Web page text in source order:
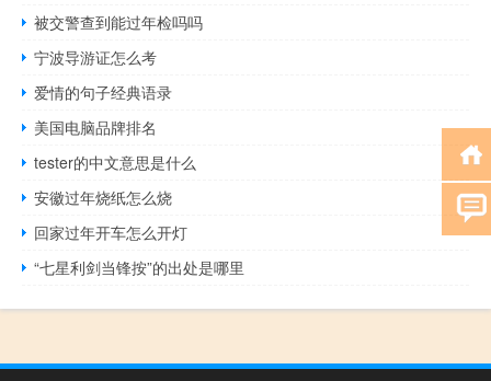
被交警查到能过年检吗吗
宁波导游证怎么考
爱情的句子经典语录
美国电脑品牌排名
tester的中文意思是什么
安徽过年烧纸怎么烧
回家过年开车怎么开灯
“七星利剑当锋按”的出处是哪里